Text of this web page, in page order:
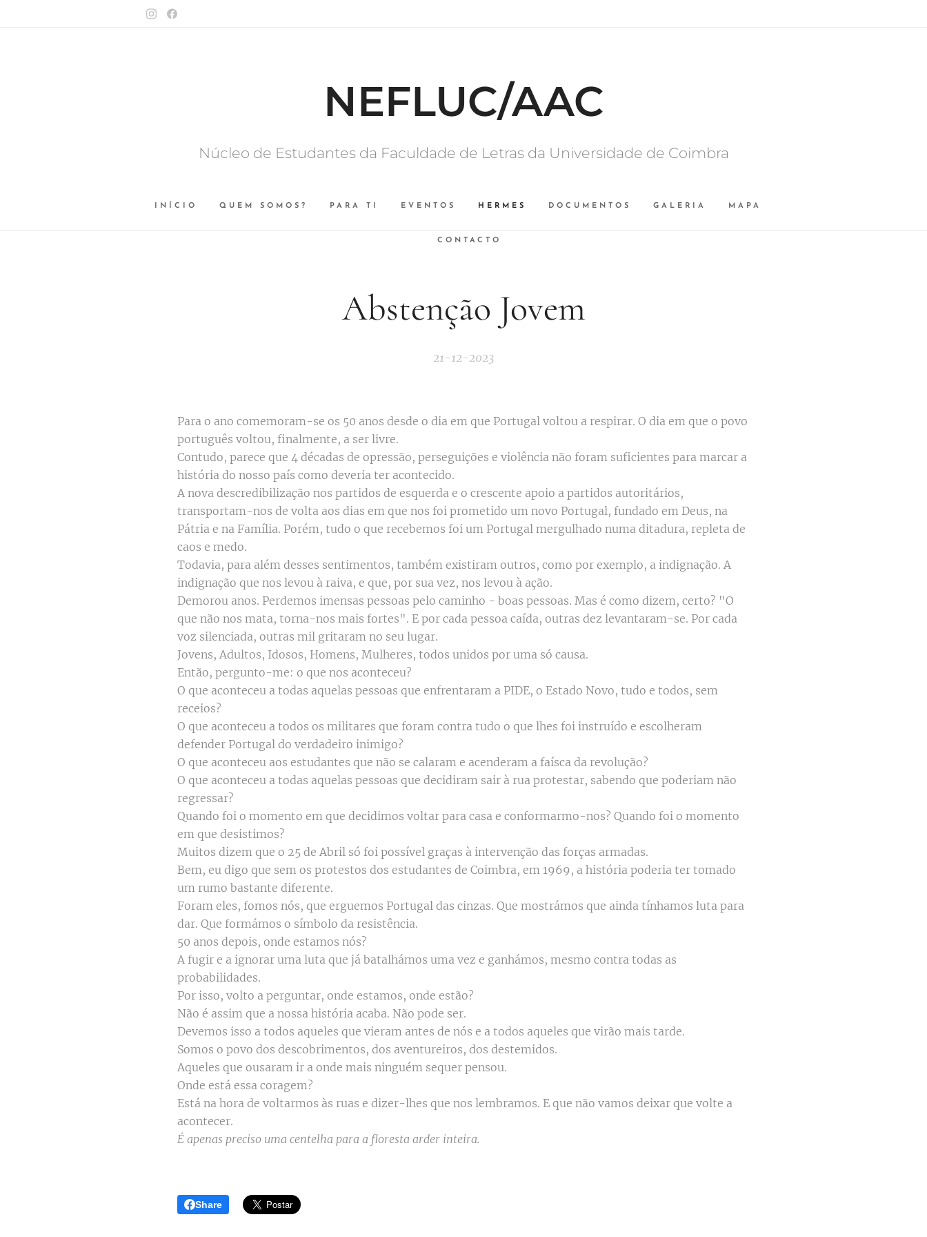
NEFLUC/AAC
Núcleo de Estudantes da Faculdade de Letras da Universidade de Coimbra
INÍCIO QUEM SOMOS? PARA TI EVENTOS HERMES DOCUMENTOS GALERIA MAPA
CONTACTO
Abstenção Jovem
21-12-2023
Para o ano comemoram-se os 50 anos desde o dia em que Portugal voltou a respirar. O dia em que o povo
português voltou, finalmente, a ser livre.
Contudo, parece que 4 décadas de opressão, perseguições e violência não foram suficientes para marcar a
história do nosso país como deveria ter acontecido.
A nova descredibilização nos partidos de esquerda e o crescente apoio a partidos autoritários,
transportam-nos de volta aos dias em que nos foi prometido um novo Portugal, fundado em Deus, na
Pátria e na Família. Porém, tudo o que recebemos foi um Portugal mergulhado numa ditadura, repleta de
caos e medo.
Todavia, para além desses sentimentos, também existiram outros, como por exemplo, a indignação. A
indignação que nos levou à raiva, e que, por sua vez, nos levou à ação.
Demorou anos. Perdemos imensas pessoas pelo caminho - boas pessoas. Mas é como dizem, certo? "O
que não nos mata, torna-nos mais fortes". E por cada pessoa caída, outras dez levantaram-se. Por cada
voz silenciada, outras mil gritaram no seu lugar.
Jovens, Adultos, Idosos, Homens, Mulheres, todos unidos por uma só causa.
Então, pergunto-me: o que nos aconteceu?
O que aconteceu a todas aquelas pessoas que enfrentaram a PIDE, o Estado Novo, tudo e todos, sem
receios?
O que aconteceu a todos os militares que foram contra tudo o que lhes foi instruído e escolheram
defender Portugal do verdadeiro inimigo?
O que aconteceu aos estudantes que não se calaram e acenderam a faísca da revolução?
O que aconteceu a todas aquelas pessoas que decidiram sair à rua protestar, sabendo que poderiam não
regressar?
Quando foi o momento em que decidimos voltar para casa e conformarmo-nos? Quando foi o momento
em que desistimos?
Muitos dizem que o 25 de Abril só foi possível graças à intervenção das forças armadas.
Bem, eu digo que sem os protestos dos estudantes de Coimbra, em 1969, a história poderia ter tomado
um rumo bastante diferente.
Foram eles, fomos nós, que erguemos Portugal das cinzas. Que mostrámos que ainda tínhamos luta para
dar. Que formámos o símbolo da resistência.
50 anos depois, onde estamos nós?
A fugir e a ignorar uma luta que já batalhámos uma vez e ganhámos, mesmo contra todas as
probabilidades.
Por isso, volto a perguntar, onde estamos, onde estão?
Não é assim que a nossa história acaba. Não pode ser.
Devemos isso a todos aqueles que vieram antes de nós e a todos aqueles que virão mais tarde.
Somos o povo dos descobrimentos, dos aventureiros, dos destemidos.
Aqueles que ousaram ir a onde mais ninguém sequer pensou.
Onde está essa coragem?
Está na hora de voltarmos às ruas e dizer-lhes que nos lembramos. E que não vamos deixar que volte a
acontecer.
É apenas preciso uma centelha para a floresta arder inteira.
Share